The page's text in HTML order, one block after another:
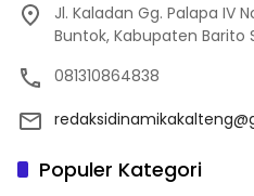
Jl. Kaladan Gg. Palapa IV
Buntok, Kabupaten
081310864838
Populer Kategori